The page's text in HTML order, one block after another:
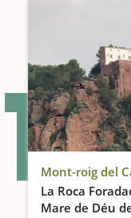
1 Mont-roig del
La Roca
Mare de Déu